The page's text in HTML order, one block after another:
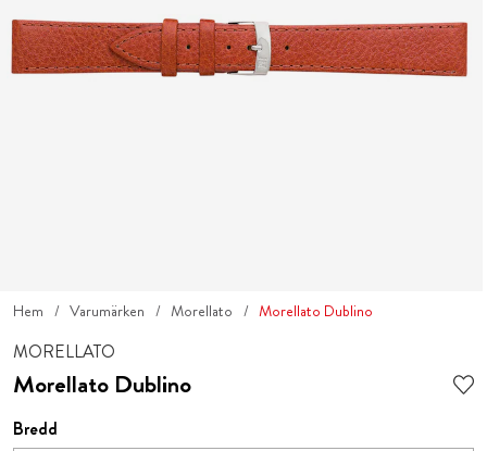
Hem Varumärken Morellato Morellato Dublino
MORELLATO
Morellato Dublino
Bredd